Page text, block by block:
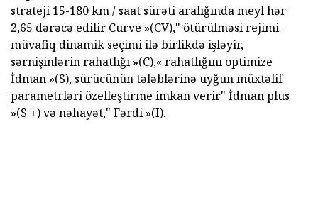
strateji 15-180 km / saat sürəti aralığında meyl hər
2,65 dərəcə edilir Curve »(CV)," ötürülməsi rejimi
müvafiq dinamik seçimi ilə birlikdə işləyir,
sərnişinlərin rahatlığı »(C),« rahatlığını optimize
İdman »(S), sürücünün tələblərinə uyğun müxtəlif
parametrləri özelleştirme imkan verir" İdman plus
»(S +) və nəhayət," Fərdi »(I).